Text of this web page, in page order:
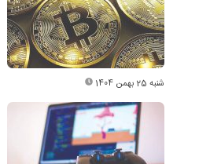
شنبه 25 بهمن 1404